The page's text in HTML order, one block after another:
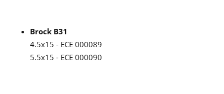
Brock B31
4.5x15 - ECE 000089
5.5x15 - ECE 000090